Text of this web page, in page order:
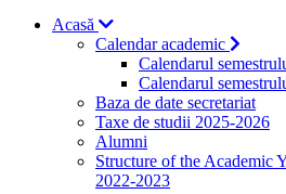
Acasă
Calendar academic
Calendarul
Calendarul
Baza de date secretariat
Taxe de studii 2025-2026
Alumni
Structure of the Academic
2022-2023